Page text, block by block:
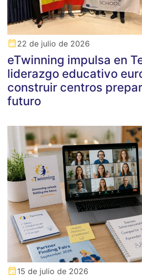
22 de julio de 2026
eTwinning impulsa en
liderazgo educativo
construir centros
futuro
15 de julio de 2026